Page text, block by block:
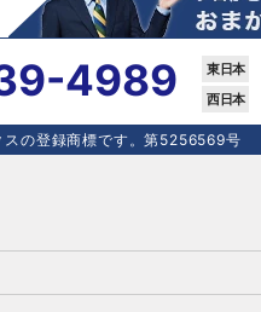
4989
スの登録商標です。第5256569号